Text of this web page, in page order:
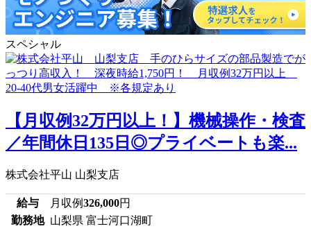
スペシャル
【月収例32万円以上！】機械操作・検査
／年間休日135日◎プライベートも楽...
株式会社平山 山梨支店
給与 月収例326,000円
勤務地 山梨県 富士河口湖町